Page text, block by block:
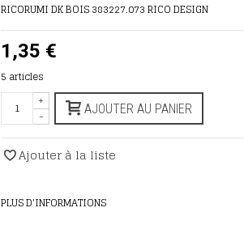
RICORUMI DK BOIS 383227.073 RICO DESIGN
1,35 €
5 articles
-
+
AJOUTER AU PANIER
Ajouter à la liste
PLUS D'INFORMATIONS